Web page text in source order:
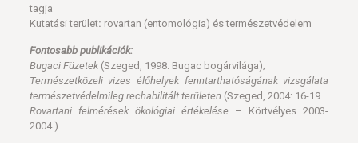
tagja
Kutatási terület: rovartan (entomológia) és természetvédelem
Fontosabb publikációk:
Bugaci Füzetek(Szeged, 1998: Bugac bogárvilága);
Természetközeli vizes élőhelyek fenntarthatóságának vizsgálata
természetvédelmileg rechabilitált területen (Szeged, 2004: 16-19.
Rovartani felmérések ökológiai értékelése – Körtvélyes 2003-
2004.)